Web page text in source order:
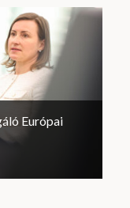
Európai